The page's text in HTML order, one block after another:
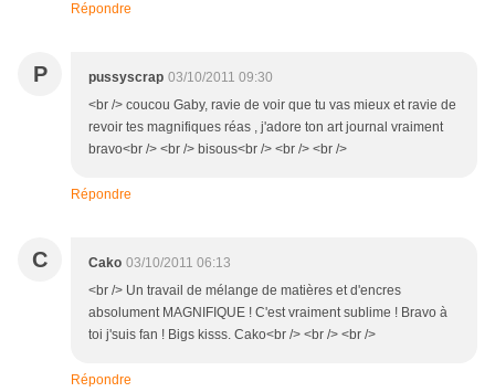
Répondre
P pussyscrap 03/10/2011 09:30
<br /> coucou Gaby, ravie de voir que tu vas mieux et ravie de
revoir tes magnifiques réas , j'adore ton art journal vraiment
bravo<br /> <br /> bisous<br /> <br /> <br />
Répondre
C Cako 03/10/2011 06:13
<br /> Un travail de mélange de matières et d'encres
absolument MAGNIFIQUE ! C'est vraiment sublime ! Bravo à
toi j'suis fan ! Bigs kisss. Cako<br /> <br /> <br />
Répondre